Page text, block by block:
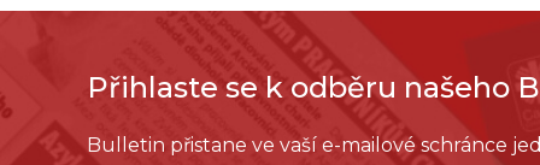
Přihlaste se k odběru našeho
Bulletin přistane ve vaší e-mailové schránce